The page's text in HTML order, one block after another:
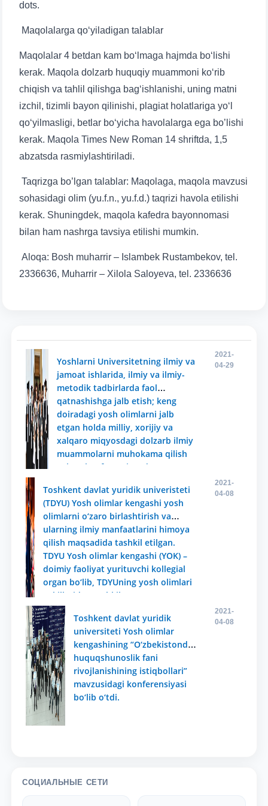
dots.
Maqolalarga qo‘yiladigan talablar
Maqolalar 4 betdan kam bo‘lmaga hajmda bo‘lishi
kerak. Maqola dolzarb huquqiy muammoni ko‘rib
chiqish va tahlil qilishga bag‘ishlanishi, uning matni
izchil, tizimli bayon qilinishi, plagiat holatlariga yo‘l
qo‘yilmasligi, betlar bo‘yicha havolalarga ega bo’lishi
kerak. Maqola Times New Roman 14 shriftda, 1,5
abzatsda rasmiylashtiriladi.
Taqrizga bo’lgan talablar: Maqolaga, maqola mavzusi
sohasidagi olim (yu.f.n., yu.f.d.) taqrizi havola etilishi
kerak. Shuningdek, maqola kafedra bayonnomasi
bilan ham nashrga tavsiya etilishi mumkin.
Aloqa: Bosh muharrir – Islambek Rustambekov, tel.
2336636, Muharrir – Xilola Saloyeva, tel. 2336636
Yoshlarni Universitetning ilmiy va
jamoat ishlarida, ilmiy va ilmiy-
metodik tadbirlarda faol
qatnashishga jalb etish; keng
doiradagi yosh olimlarni jalb
etgan holda milliy, xorijiy va
xalqaro miqyosdagi dolzarb ilmiy
muammolarni muhokama qilish
uchun konferensiya, davra
tashkil etish va o‘tkazish;
2021-
04-29
Toshkent davlat yuridik univeristeti
(TDYU) Yosh olimlar kengashi yosh
olimlarni o‘zaro birlashtirish va
ularning ilmiy manfaatlarini himoya
qilish maqsadida tashkil etilgan.
TDYU Yosh olimlar kengashi (YOK) –
doimiy faoliyat yurituvchi kollegial
organ bo‘lib, TDYUning yosh olimlari
vakillaridan tashkil topgan va o‘z
faliyatini jamoatchilik asosida olib
boradi. 18-35 yishgacha bo‘lgan TDYU
mustaqil izlanuvchilari, doktorantlari
va professor-o‘qituvchilari,
shuningdek bakalavr va magistratura
talabalari YOK a’zolari bo’lib
hisoblanadi. YOK faoliyatining asosiy
maqsadi yosh olimlar ilmiy
manfaatlarini himoya qilish, yosh
olim va mutahassislarning
echimini topishda birlashtirish, yosh
2021-
04-08
Toshkent davlat yuridik
universiteti Yosh olimlar
kengashining “O‘zbekistonda
huquqshunoslik fani
rivojlanishining istiqbollari”
mavzusidagi konferensiyasi
bo‘lib o‘tdi.
2021-
04-08
СОЦИАЛЬНЫЕ СЕТИ